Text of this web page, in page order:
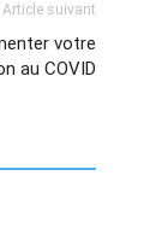
Article suivant
votre
au COVID